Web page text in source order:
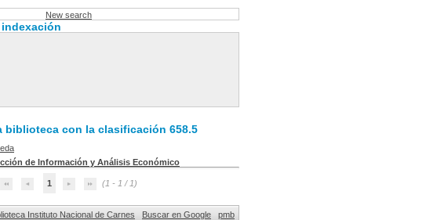
New search
biblioteca con la clasificación 658.5
de Información y Análisis Económico
1 (1 - 1 / 1)
Instituto Nacional de Carnes Buscar en Google pmb